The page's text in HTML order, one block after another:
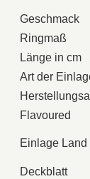
Geschmack
Ringmaß
Länge in cm
Art der
Flavoured
Einlage Land
Deckblatt